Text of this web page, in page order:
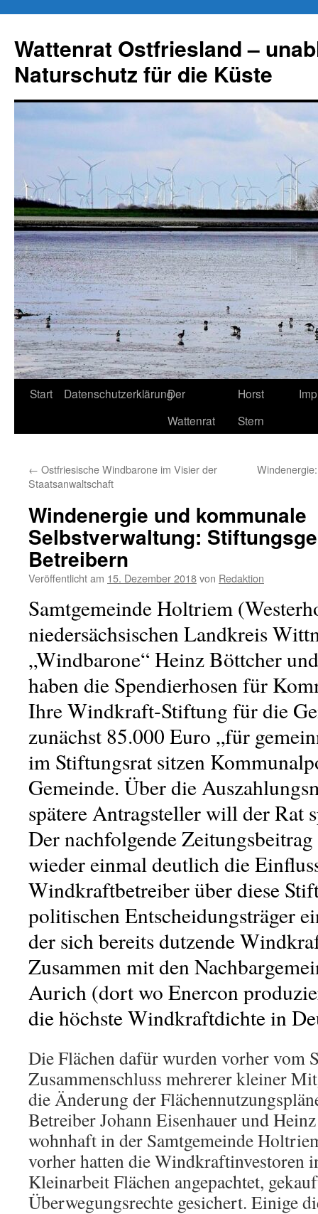
springen
Wattenrat Ostfriesland –
Naturschutz für die Küste
Start DatenschutzerklärungDer
Wattenrat
Horst
Stern
← Ostfriesische Windbarone im Visier der
Staatsanwaltschaft
Windenergie und kommunale
Selbstverwaltung:
Betreibern
Veröffentlicht am 15. Dezember 2018von Redaktion
Samtgemeinde Holtriem
niedersächsischen Landkreis
„Windbarone“ Heinz Böttcher
haben die Spendierhosen für
Ihre Windkraft-Stiftung für die
zunächst 85.000 Euro „für
im Stiftungsrat sitzen
Gemeinde. Über die
spätere Antragsteller will der Rat
Der nachfolgende
wieder einmal deutlich die
Windkraftbetreiber über diese
politischen Entscheidungsträger
der sich bereits dutzende
Zusammen mit den
Aurich (dort wo Enercon
die höchste Windkraftdichte in
Die Flächen dafür wurden vorher vom
Zusammenschluss mehrerer kleiner
die Änderung der
Betreiber Johann Eisenhauer und
wohnhaft in der Samtgemeinde
vorher hatten die Windkraftinvestoren
Kleinarbeit Flächen angepachtet,
Überwegungsrechte gesichert. Einige